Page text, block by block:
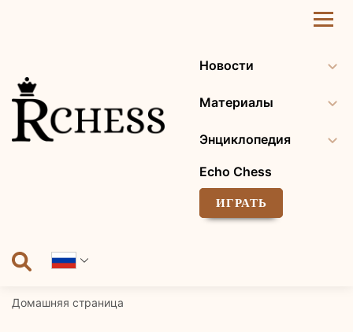
Новости
Материалы
Энциклопедия
Echo Chess
ИГРАТЬ
Домашняя страница